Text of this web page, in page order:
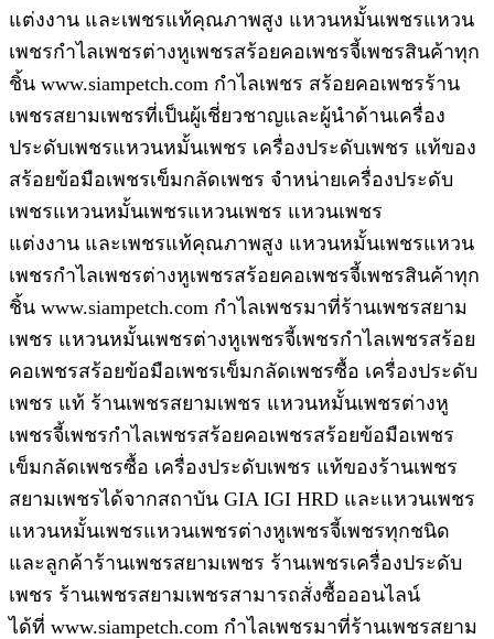
แต่งงาน และเพชรแท้คุณภาพสูง แหวนหมั้นเพชรแหวน
เพชรกำไลเพชรต่างหูเพชรสร้อยคอเพชรจี้เพชรสินค้าทุก
ชิ้น www.siampetch.com กำไลเพชร สร้อยคอเพชรร้าน
เพชรสยามเพชรที่เป็นผู้เชี่ยวชาญและผู้นำด้านเครื่อง
ประดับเพชรแหวนหมั้นเพชร เครื่องประดับเพชร แท้ของ
สร้อยข้อมือเพชรเข็มกลัดเพชร จำหน่ายเครื่องประดับ
เพชรแหวนหมั้นเพชรแหวนเพชร แหวนเพชร
แต่งงาน และเพชรแท้คุณภาพสูง แหวนหมั้นเพชรแหวน
เพชรกำไลเพชรต่างหูเพชรสร้อยคอเพชรจี้เพชรสินค้าทุก
ชิ้น www.siampetch.com กำไลเพชรมาที่ร้านเพชรสยาม
เพชร แหวนหมั้นเพชรต่างหูเพชรจี้เพชรกำไลเพชรสร้อย
คอเพชรสร้อยข้อมือเพชรเข็มกลัดเพชรซื้อ เครื่องประดับ
เพชร แท้ ร้านเพชรสยามเพชร แหวนหมั้นเพชรต่างหู
เพชรจี้เพชรกำไลเพชรสร้อยคอเพชรสร้อยข้อมือเพชร
เข็มกลัดเพชรซื้อ เครื่องประดับเพชร แท้ของร้านเพชร
สยามเพชรได้จากสถาบัน GIA IGI HRD และแหวนเพชร
แหวนหมั้นเพชรแหวนเพชรต่างหูเพชรจี้เพชรทุกชนิด
และลูกค้าร้านเพชรสยามเพชร ร้านเพชรเครื่องประดับ
เพชร ร้านเพชรสยามเพชรสามารถสั่งซื้อออนไลน์
ได้ที่ www.siampetch.com กำไลเพชรมาที่ร้านเพชรสยาม